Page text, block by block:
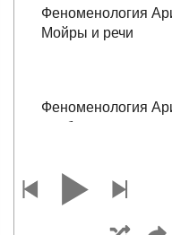
Феноменология
Мойры и речи
Феноменология
как бытие-в-мире
Феноменология